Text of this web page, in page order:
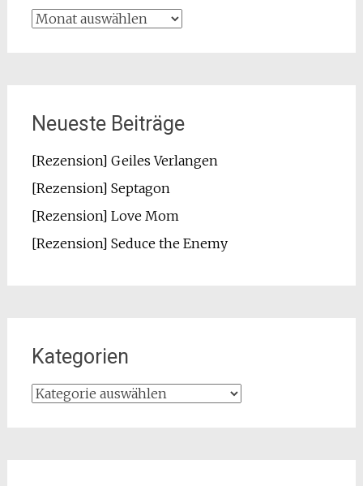
Archiv
Neueste Beiträge
[Rezension] Geiles Verlangen
[Rezension] Septagon
[Rezension] Love Mom
[Rezension] Seduce the Enemy
Kategorien
Kategorien